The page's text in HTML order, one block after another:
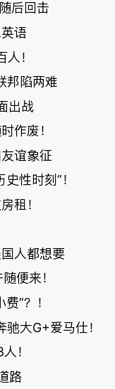
后回击
语
！
邦陷两难
出战
作废！
谊象征
性时刻”！
租！
人都想要
便来！
”？！
大G+爱马仕！
！
路